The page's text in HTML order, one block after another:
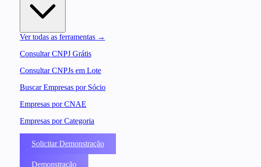
Ver todas as ferramentas →
Consultar CNPJ Grátis
Consultar CNPJs em Lote
Buscar Empresas por Sócio
Empresas por CNAE
Empresas por Categoria
Solicitar Demonstração
Demonstração